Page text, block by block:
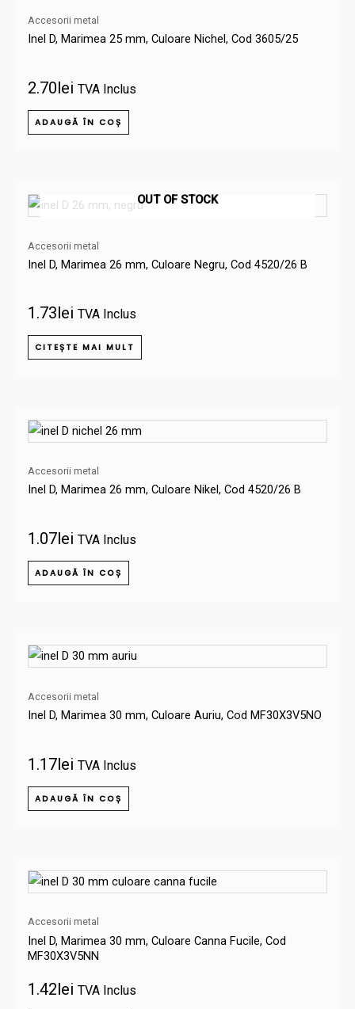
Accesorii metal
Inel D, Marimea 25 mm, Culoare Nichel, Cod 3605/25
2.70lei TVA Inclus
ADAUGĂ ÎN COȘ
OUT OF STOCK
Accesorii metal
Inel D, Marimea 26 mm, Culoare Negru, Cod 4520/26 B
1.73lei TVA Inclus
CITEȘTE MAI MULT
Accesorii metal
Inel D, Marimea 26 mm, Culoare Nikel, Cod 4520/26 B
1.07lei TVA Inclus
ADAUGĂ ÎN COȘ
Accesorii metal
Inel D, Marimea 30 mm, Culoare Auriu, Cod MF30X3V5NO
1.17lei TVA Inclus
ADAUGĂ ÎN COȘ
Accesorii metal
Inel D, Marimea 30 mm, Culoare Canna Fucile, Cod
MF30X3V5NN
1.42lei TVA Inclus